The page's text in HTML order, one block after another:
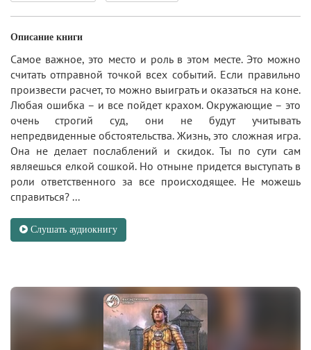
Описание книги
Самое важное, это место и роль в этом месте. Это можно
считать отправной точкой всех событий. Если правильно
произвести расчет, то можно выиграть и оказаться на коне.
Любая ошибка – и все пойдет крахом. Окружающие – это
очень строгий суд, они не будут учитывать
непредвиденные обстоятельства. Жизнь, это сложная игра.
Она не делает послаблений и скидок. Ты по сути сам
являешься елкой сошкой. Но отныне придется выступать в
роли ответственного за все происходящее. Не можешь
справиться? ...
Слушать аудиокнигу